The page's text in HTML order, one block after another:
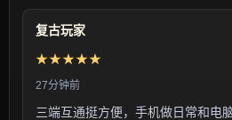
复古玩家
★★★★★
27分钟前
三端互通挺方便，手机做日常和电